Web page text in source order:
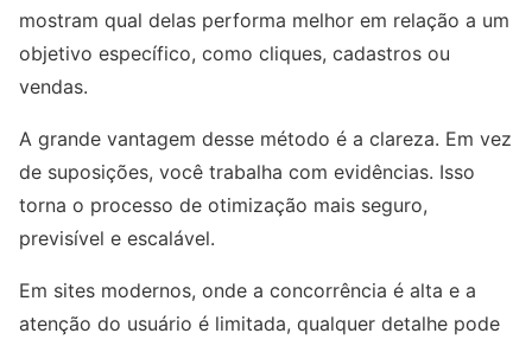
mostram qual delas performa melhor em relação a um
objetivo específico, como cliques, cadastros ou
vendas.
A grande vantagem desse método é a clareza. Em vez
de suposições, você trabalha com evidências. Isso
torna o processo de otimização mais seguro,
previsível e escalável.
Em sites modernos, onde a concorrência é alta e a
atenção do usuário é limitada, qualquer detalhe pode